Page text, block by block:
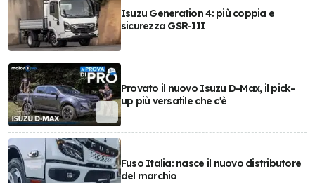
Isuzu Generation 4: più coppia e
sicurezza GSR-III
Provato il nuovo Isuzu D-Max, il pick-
up più versatile che c'è
Fuso Italia: nasce il nuovo distributore
del marchio